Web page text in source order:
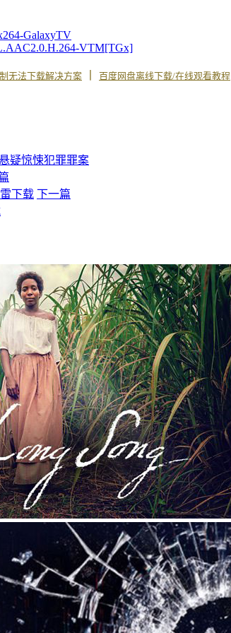
GalaxyTV
VTM[TGx]
无法下载解决方案 百度网盘离线下载/在线观看教程
悬疑惊悚犯罪罪案
下载 下一篇